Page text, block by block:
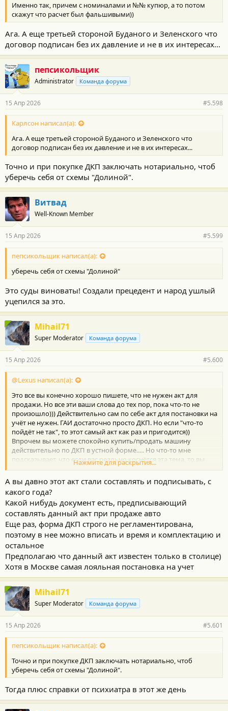
и
:
Именно так, причем с номиналами и №№ купюр, а то потом
скажут что расчет был фальшивыми))
Ага. А еще третьей стороной Буданого и Зеленского что
договор подписан без их давление и не в их интересах...
пепсикольщик
Administrator Команда форума
15 Апр 2026 #5.598
Карлсон написал(а):
Ага. А еще третьей стороной Буданого и Зеленского что
договор подписан без их давление и не в их интересах...
Точно и при покупке ДКП заключать нотариально, чтоб
уберечь себя от схемы "Долиной".
Витвад
Well-Known Member
15 Апр 2026 #5.599
пепсикольщик написал(а):
уберечь себя от схемы "Долиной"
Это суды виноваты! Создали прецедент и народ ушлый
уцепился за это.
Mihail71
Super Moderator Команда форума
15 Апр 2026 #5.600
@Lexus написал(а):
Это все вы конечно хорошо пишете, что не нужен акт для
продажи. Но все эти ваши слова до тех пор, пока что-то не
произошло))) Действительно сам по себе акт для постановки на
учёт не нужен. ГАИ достаточно просто ДКП. Но если "что-то
пойдёт не так", то этот самый акт как раз и пригодится))
Впрочем вы можете спокойно купить/продать машину
действительно по ДКП в устной форме..... Но что-то мне
подсказывает, что если вас реально коснётся эта тема, то вы
будете настаивать именно на письменном ДКП, а не устном)) А
P.S. Для тех кто не понимает, то ДКП подтверждает сам факт
совершения сделки между сторонами. То есть, что одна
сторона продала, а другая купила. И там как правило,
указывается факт передачи денежных средств, к слову. Поэтому
отдельный акт на передачу денег не нужен. Но ДКП не
подтверждает факт передачи ТС именно в той комплектации/
состоянии. И время передачи не подтверждает точно. Только
дату. Это если идти по букве закона. Но у нас просто далеко не
все так делают)) Поэтому хотите- делаете акт, не хотите- не
делаете. Это ваше личное дело и ваша финансовая
безопасность)
Нажмите для раскрытия...
А вы давно этот акт стали составлять и подписывать, с
какого года?
Какой нибудь документ есть, предписывающий
составлять данный акт при продаже авто
Еще раз, форма ДКП строго не регламентирована,
поэтому в нее можно вписать и время и комплектацию и
остальное
Предполагаю что данный акт известен только в столице)
Хотя в Москве самая лояльная постановка на учет
Mihail71
Super Moderator Команда форума
15 Апр 2026 #5.601
пепсикольщик написал(а):
Точно и при покупке ДКП заключать нотариально, чтоб
уберечь себя от схемы "Долиной".
Тогда плюс справки от психиатра в этот же день